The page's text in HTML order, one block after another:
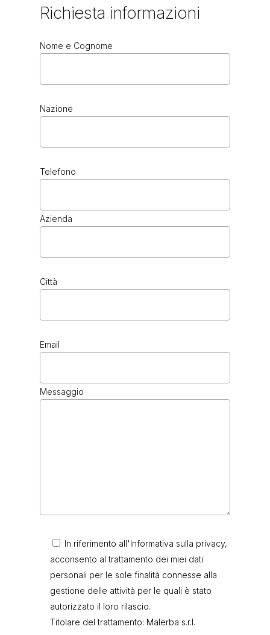
Richiesta informazioni
Nome e Cognome
Nazione
Telefono
Azienda
Città
Email
Messaggio
In riferimento all'Informativa sulla privacy,
acconsento al trattamento dei miei dati
personali per le sole finalità connesse alla
gestione delle attività per le quali è stato
autorizzato il loro rilascio.
Titolare del trattamento: Malerba s.r.l.